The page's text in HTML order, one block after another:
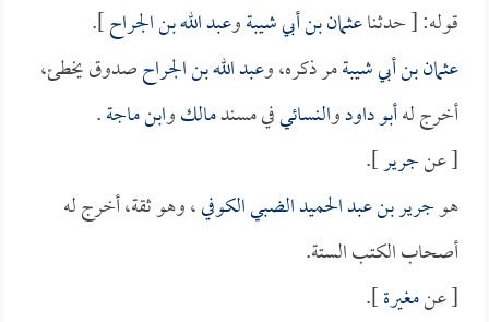
قوله: [ حدثناعثمان بن أبي شيبةوعبد الله بن الجراح].
عثمان بن أبي شيبةمر ذكره، وعبد الله بن الجراحصدوق يخطئ،
أخرج لهأبو داودوالنسائيفي مسندمالكوابن ماجة.
[ عنجرير].
هوجرير بن عبد الحميد الضبي الكوفي، وهو ثقة، أخرج له
أصحاب الكتب الستة.
[ عنمغيرة].